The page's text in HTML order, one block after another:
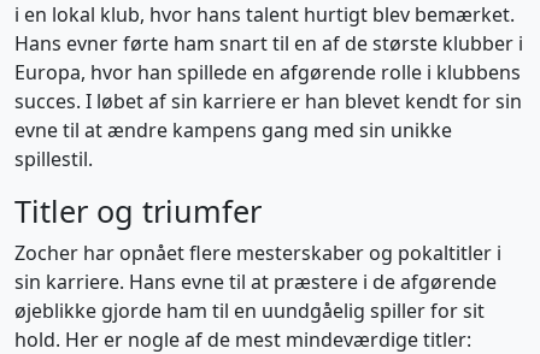
i en lokal klub, hvor hans talent hurtigt blev bemærket.
Hans evner førte ham snart til en af de største klubber i
Europa, hvor han spillede en afgørende rolle i klubbens
succes. I løbet af sin karriere er han blevet kendt for sin
evne til at ændre kampens gang med sin unikke
spillestil.
Titler og triumfer
Zocher har opnået flere mesterskaber og pokaltitler i
sin karriere. Hans evne til at præstere i de afgørende
øjeblikke gjorde ham til en uundgåelig spiller for sit
hold. Her er nogle af de mest mindeværdige titler: